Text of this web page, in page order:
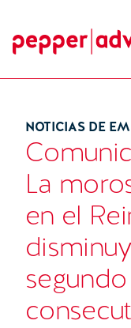
NOTICIAS DE
La
en el